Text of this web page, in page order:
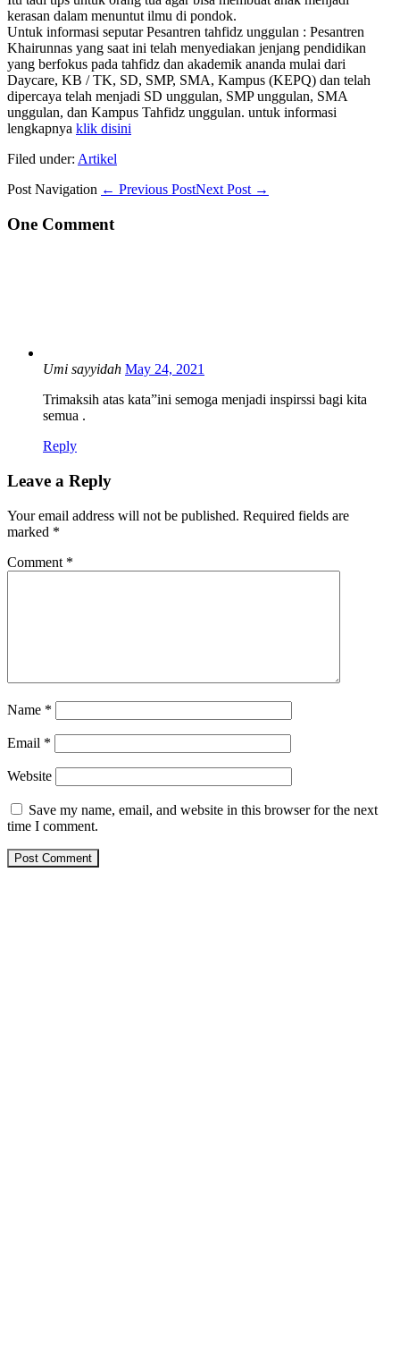
kerasan dalam menuntut ilmu di pondok.
Untuk informasi seputar Pesantren tahfidz unggulan : Pesantren
Khairunnas yang saat ini telah menyediakan jenjang pendidikan
yang berfokus pada tahfidz dan akademik ananda mulai dari
Daycare, KB / TK, SD, SMP, SMA, Kampus (KEPQ) dan telah
dipercaya telah menjadi SD unggulan, SMP unggulan, SMA
unggulan, dan Kampus Tahfidz unggulan. untuk informasi
lengkapnya klik disini
Filed under: Artikel
Post Navigation ← Previous PostNext Post →
One Comment
Umi sayyidah May 24, 2021
Trimaksih atas kata”ini semoga menjadi inspirssi bagi kita
semua .
Reply
Leave a Reply
Your email address will not be published. Required fields are
marked *
Comment *
Name *
Email *
Website
Save my name, email, and website in this browser for the next
time I comment.